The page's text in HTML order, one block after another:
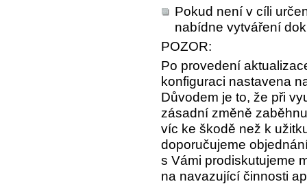
Pokud není v cíli
nabídne vytváření
POZOR:
Po provedení
konfiguraci nastavena
Důvodem je to, že při
zásadní změně
víc ke škodě než k
doporučujeme
s Vámi prodiskutujeme
na navazující činnosti